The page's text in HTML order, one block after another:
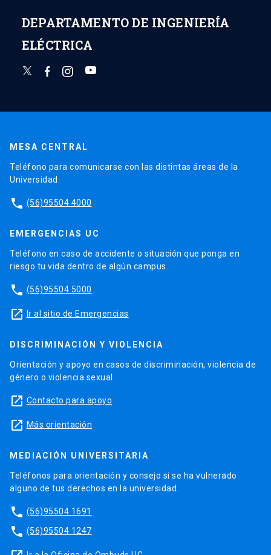
DEPARTAMENTO DE INGENIERÍA
ELÉCTRICA
MESA CENTRAL
Teléfono para comunicarse con las distintas áreas de la
Universidad.
phone (56)95504 4000
EMERGENCIAS UC
Teléfono en caso de accidente o situación que ponga en
riesgo tu vida dentro de algún campus.
phone (56)95504 5000
launch Ir al sitio de Emergencias
DISCRIMINACIÓN Y VIOLENCIA
Orientación y apoyo en casos de discriminación, violencia de
género o violencia sexual.
launch Contacto para apoyo
launch Más orientación
MEDIACIÓN UNIVERSITARIA
Teléfonos para orientación y consejo si se ha vulnerado
alguno de tus derechos en la universidad.
phone (56)95504 1691
phone (56)95504 1247